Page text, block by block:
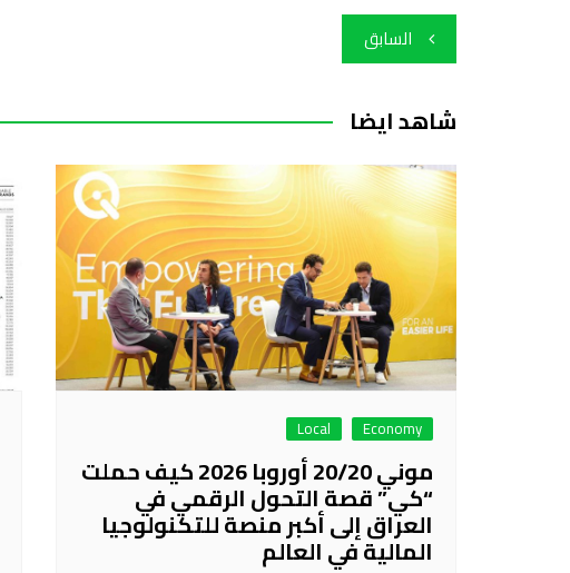
تصفّح
المقالات
السابق
شاهد ايضا
Economy
Local
موني 20/20 أوروبا 2026 كيف حملت
“كي” قصة التحول الرقمي في
العراق إلى أكبر منصة للتكنولوجيا
المالية في العالم